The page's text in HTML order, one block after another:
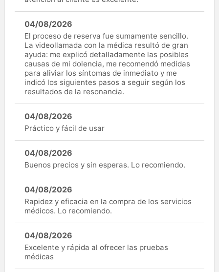
04/08/2026
El proceso de reserva fue sumamente sencillo.
La videollamada con la médica resultó de gran
ayuda: me explicó detalladamente las posibles
causas de mi dolencia, me recomendó medidas
para aliviar los síntomas de inmediato y me
indicó los siguientes pasos a seguir según los
resultados de la resonancia.
04/08/2026
Práctico y fácil de usar
04/08/2026
Buenos precios y sin esperas. Lo recomiendo.
04/08/2026
Rapidez y eficacia en la compra de los servicios
médicos. Lo recomiendo.
04/08/2026
Excelente y rápida al ofrecer las pruebas
médicas